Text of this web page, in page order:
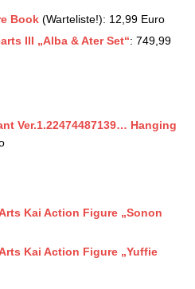
Book (Warteliste!): 12,99 Euro
III „Alba & Ater Set“: 749,99
Ver.1.22474487139… Hanging
Kai Action Figure „Sonon
Kai Action Figure „Yuffie